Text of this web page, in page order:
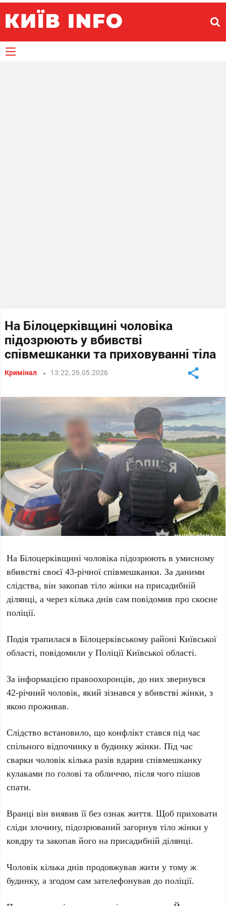
На Білоцерківщині чоловіка
підозрюють у вбивстві
співмешканки та приховуванні тіла
Кримінал 13:22, 26.05.2026
НаБілоцерківщині чоловіка підозрюють в умисному
вбивстві своєї43-річної співмешканки. За даними
слідства, він закопав тіло жінки на присадибній
ділянці, а через кілька днів сам повідомив про скоєне
поліції.
Подія трапилася вБілоцерківському районі Київської
області, повідомили уПоліції Київської області.
За інформацією правоохоронців, до них звернувся
42-річний чоловік, який зізнався у вбивстві жінки, з
якою проживав.
Слідство встановило, що конфлікт стався під час
спільного відпочинку в будинку жінки. Під час
сварки чоловік кілька разів вдарив співмешканку
кулаками по голові та обличчю, після чого пішов
спати.
Вранці він виявив її без ознак життя. Щоб приховати
сліди злочину, підозрюваний загорнув тіло жінки у
ковдру та закопав його на присадибній ділянці.
Чоловік кілька днів продовжував жити у тому ж
будинку, а згодом сам зателефонував до поліції.